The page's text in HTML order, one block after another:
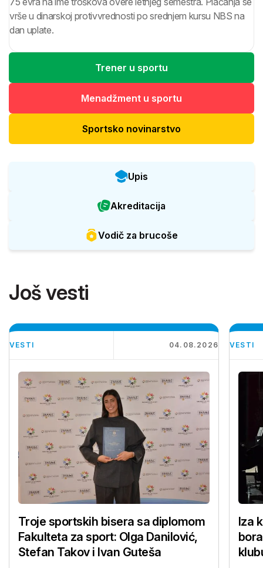
vrše u dinarskoj protivvrednosti po srednjem kursu NBS na
dan uplate.
Trener u sportu
Menadžment u sportu
Sportsko novinarstvo
Upis
Akreditacija
Vodič za brucoše
Još vesti
VESTI 04.08.2026
Troje sportskih bisera sa diplomom
Fakulteta za sport: Olga Danilović,
Stefan Takov i Ivan Guteša
VESTI
Iza